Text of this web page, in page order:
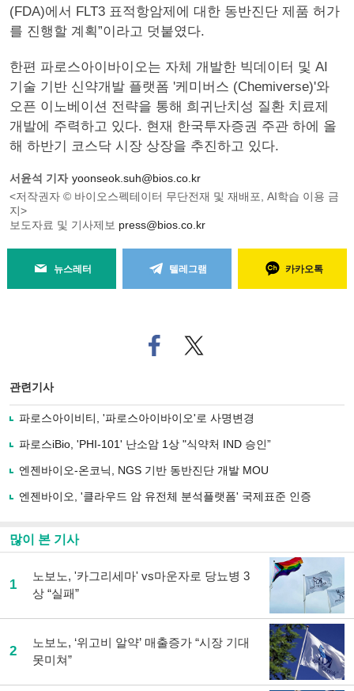
(FDA)에서 FLT3 표적항암제에 대한 동반진단 제품 허가
를 진행할 계획”이라고 덧붙였다.
한편 파로스아이바이오는 자체 개발한 빅데이터 및 AI
기술 기반 신약개발 플랫폼 '케미버스 (Chemiverse)'와
오픈 이노베이션 전략을 통해 희귀난치성 질환 치료제
개발에 주력하고 있다. 현재 한국투자증권 주관 하에 올
해 하반기 코스닥 시장 상장을 추진하고 있다.
서윤석 기자 yoonseok.suh@bios.co.kr
<저작권자 © 바이오스펙테이터 무단전재 및 재배포, AI학습 이용 금
지>
보도자료 및 기사제보 press@bios.co.kr
뉴스레터 텔레그램 카카오톡
페
이
로
기
사
유
기
트위
터로
관련기사
파로스아이비티, '파로스아이바이오'로 사명변경
파로스iBio, 'PHI-101' 난소암 1상 "식약처 IND 승인”
엔젠바이오-온코닉, NGS 기반 동반진단 개발 MOU
엔젠바이오, '클라우드 암 유전체 분석플랫폼' 국제표준 인증
많이 본 기사
1
노보노, '카그리세마' vs마운자로 당뇨병 3
상 “실패”
2
노보노, ‘위고비 알약’ 매출증가 “시장 기대
못미쳐”